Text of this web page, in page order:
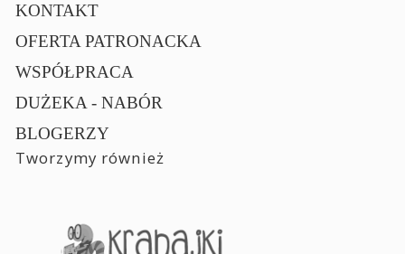
KONTAKT
OFERTA PATRONACKA
WSPÓŁPRACA
DUŻEKA - NABÓR
BLOGERZY
Tworzymy również